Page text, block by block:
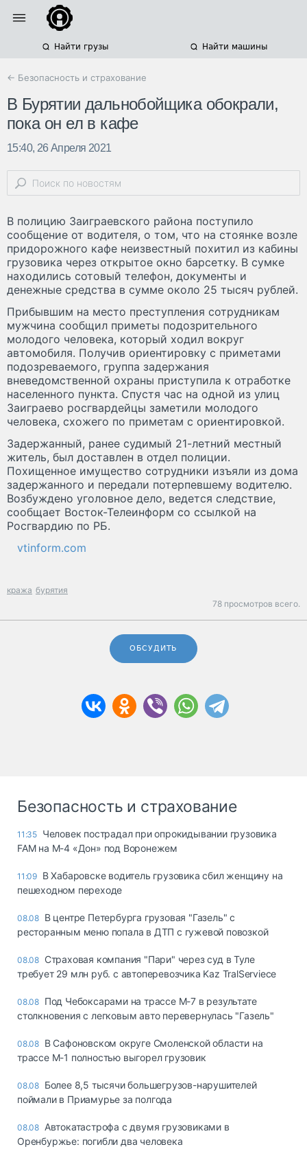
Найти грузы Найти машины
← Безопасность и страхование
В Бурятии дальнобойщика обокрали,
пока он ел в кафе
15:40, 26 Апреля 2021
В полицию Заиграевского района поступило
сообщение от водителя, о том, что на стоянке возле
придорожного кафе неизвестный похитил из кабины
грузовика через открытое окно барсетку. В сумке
находились сотовый телефон, документы и
денежные средства в сумме около 25 тысяч рублей.
Прибывшим на место преступления сотрудникам
мужчина сообщил приметы подозрительного
молодого человека, который ходил вокруг
автомобиля. Получив ориентировку с приметами
подозреваемого, группа задержания
вневедомственной охраны приступила к отработке
населенного пункта. Спустя час на одной из улиц
Заиграево росгвардейцы заметили молодого
человека, схожего по приметам с ориентировкой.
Задержанный, ранее судимый 21-летний местный
житель, был доставлен в отдел полиции.
Похищенное имущество сотрудники изъяли из дома
задержанного и передали потерпевшему водителю.
Возбуждено уголовное дело, ведется следствие,
сообщает Восток-Телеинформ со ссылкой на
Росгвардию по РБ.
vtinform.com
кража бурятия
78 просмотров всего.
ОБСУДИТЬ
Безопасность и страхование
11:35 Человек пострадал при опрокидывании грузовика
FAM на М-4 «Дон» под Воронежем
11:09 В Хабаровске водитель грузовика сбил женщину на
пешеходном переходе
08.08 В центре Петербурга грузовая "Газель" с
ресторанным меню попала в ДТП с гужевой повозкой
08.08 Страховая компания "Пари" через суд в Туле
требует 29 млн руб. с автоперевозчика Kaz TralServiece
08.08 Под Чебоксарами на трассе М-7 в результате
столкновения с легковым авто перевернулась "Газель"
08.08 В Сафоновском округе Смоленской области на
трассе М-1 полностью выгорел грузовик
08.08 Более 8,5 тысячи большегрузов-нарушителей
поймали в Приамурье за полгода
08.08 Автокатастрофа с двумя грузовиками в
Оренбуржье: погибли два человека